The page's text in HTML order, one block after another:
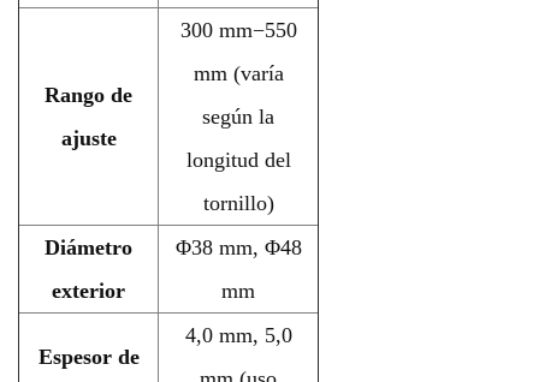
Rango de
ajuste
300 mm−550
mm (varía
según la
longitud del
tornillo)
Diámetro
exterior
Φ38 mm, Φ48
mm
Espesor de
4,0 mm, 5,0